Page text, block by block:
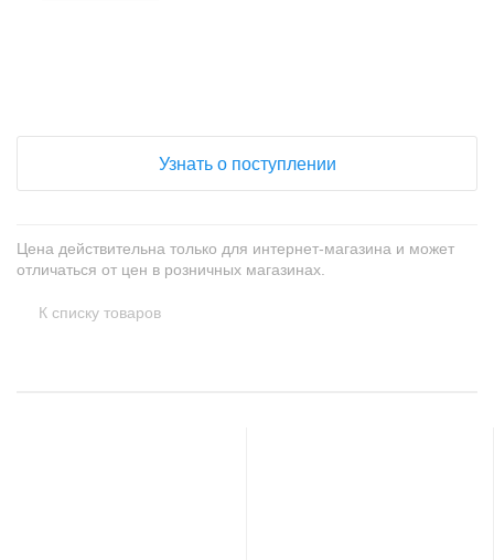
Узнать о поступлении
Цена действительна только для интернет-магазина и может
отличаться от цен в розничных магазинах.
К списку товаров